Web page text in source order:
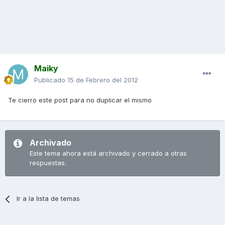
Maiky
Publicado 15 de Febrero del 2012
Te cierro este post para no duplicar el mismo
Archivado
Este tema ahora está archivado y cerrado a otras
respuestas.
Ir a la lista de temas